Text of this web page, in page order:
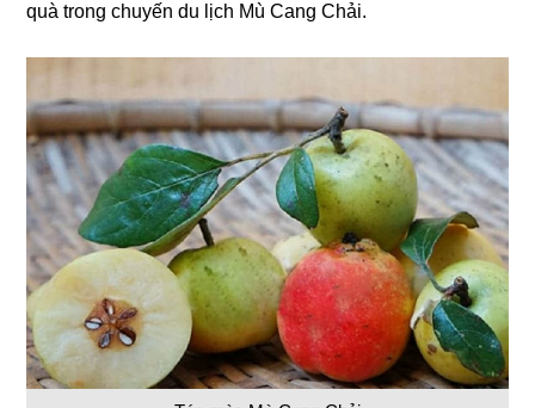
quà trong chuyến du lịch Mù Cang Chải.